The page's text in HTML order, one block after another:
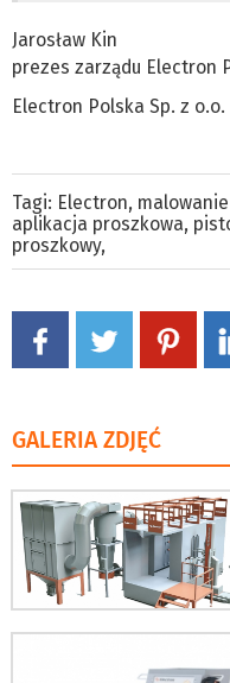
Jarosław Kin
prezes zarządu Electron
Electron Polska Sp. z o.o.
Tagi: Electron,
aplikacja proszkowa,
proszkowy,
GALERIA ZDJĘĆ